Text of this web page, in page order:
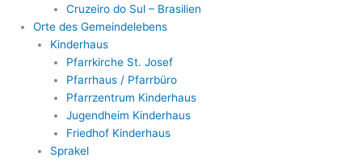
Cruzeiro do Sul – Brasilien
Orte des Gemeindelebens
Kinderhaus
Pfarrkirche St. Josef
Pfarrhaus / Pfarrbüro
Pfarrzentrum Kinderhaus
Jugendheim Kinderhaus
Friedhof Kinderhaus
Sprakel